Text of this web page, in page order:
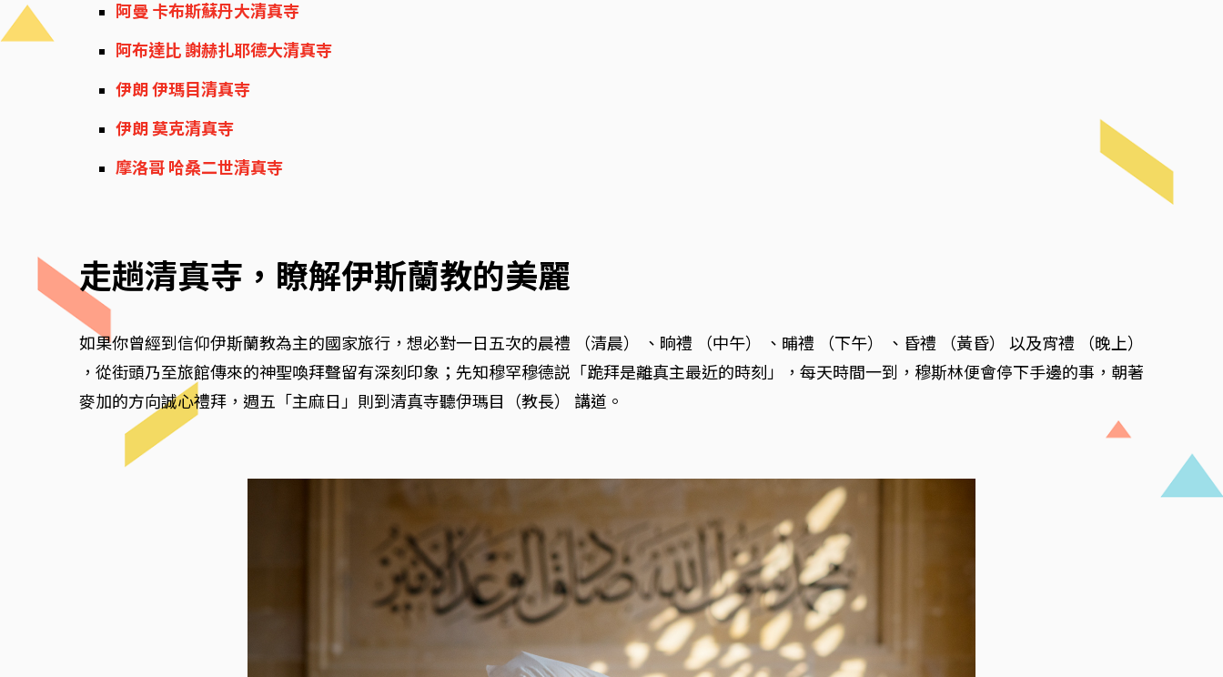
阿曼 卡布斯蘇丹大清真寺
阿布達比 謝赫扎耶德大清真寺
伊朗 伊瑪目清真寺
伊朗 莫克清真寺
摩洛哥 哈桑二世清真寺
走趟清真寺，瞭解伊斯蘭教的美麗
如果你曾經到信仰伊斯蘭教為主的國家旅行，想必對一日五次的晨禮 （清晨） 、晌禮 （中午） 、晡禮 （下午） 、昏禮 （黃昏） 以及宵禮 （晚上）
，從街頭乃至旅館傳來的神聖喚拜聲留有深刻印象；先知穆罕穆德説「跪拜是離真主最近的時刻」，每天時間一到，穆斯林便會停下手邊的事，朝著
麥加的方向誠心禮拜，週五「主麻日」則到清真寺聽伊瑪目（教長） 講道。